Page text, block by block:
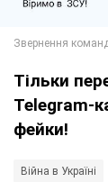
Тільки
Telegram-
фейки!
Війна в Україні